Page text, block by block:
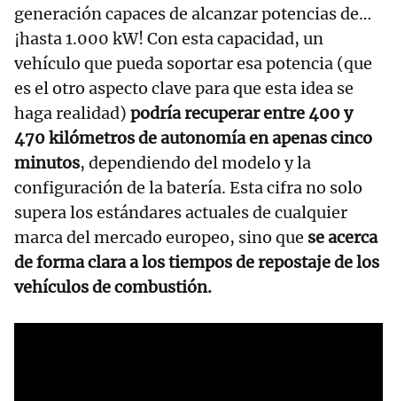
generación capaces de alcanzar potencias de…
¡hasta 1.000 kW! Con esta capacidad, un
vehículo que pueda soportar esa potencia (que
es el otro aspecto clave para que esta idea se
haga realidad) podría recuperar entre 400 y
470 kilómetros de autonomía en apenas cinco
minutos, dependiendo del modelo y la
configuración de la batería. Esta cifra no solo
supera los estándares actuales de cualquier
marca del mercado europeo, sino que se acerca
de forma clara a los tiempos de repostaje de los
vehículos de combustión.